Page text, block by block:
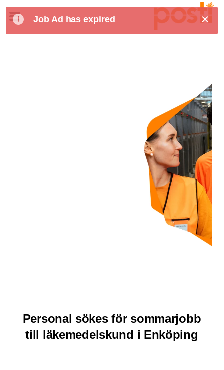
Job Ad has expired
Personal sökes för sommarjobb
till läkemedelskund i Enköping